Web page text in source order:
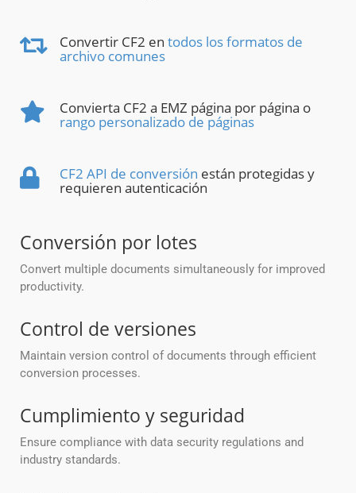
Convertir CF2 en todos los formatos de
archivo comunes
Convierta CF2 a EMZ página por página o
rango personalizado de páginas
CF2 API de conversión están protegidas y
requieren autenticación
Conversión por lotes
Convert multiple documents simultaneously for improved
productivity.
Control de versiones
Maintain version control of documents through efficient
conversion processes.
Cumplimiento y seguridad
Ensure compliance with data security regulations and
industry standards.